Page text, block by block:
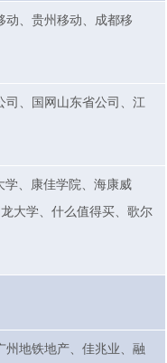
动、贵州移动、成都移
司、国网山东省公司、江
学、康佳学院、海康威
大学、什么值得买、歌尔
州地铁地产、佳兆业、融